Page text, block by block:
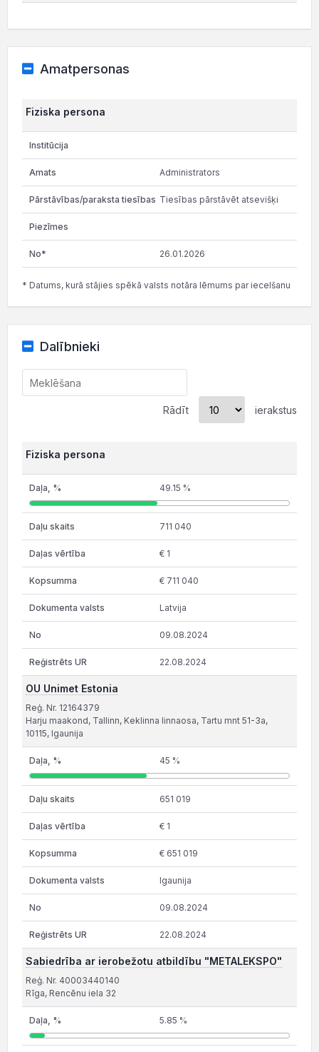
Amatpersonas
Fiziska persona
Administrators
Tiesības pārstāvēt atsevišķi
26.01.2026
* Datums, kurā stājies spēkā valsts notāra lēmums par iecelšanu
Dalībnieki
Rādīt ierakstus
Fiziska persona
49.15 %
711 040
€ 1
€ 711 040
Latvija
09.08.2024
22.08.2024
OU Unimet Estonia
Reģ. Nr. 12164379
Harju maakond, Tallinn, Keklinna linnaosa, Tartu mnt 51-3a,
10115, Igaunija
45 %
651 019
€ 1
€ 651 019
Igaunija
09.08.2024
22.08.2024
Sabiedrība ar ierobežotu atbildību "METALEKSPO"
Reģ. Nr. 40003440140
Rīga, Rencēnu iela 32
5.85 %